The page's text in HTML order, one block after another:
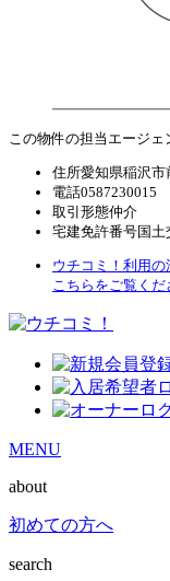
この物件の担当エージェ
住所愛知県稲沢市
電話0587230015
取引形態仲介
宅建免許番号国土
ウチコミ！利用の
こちらをご覧くだ
MENU
about
初めての方へ
search